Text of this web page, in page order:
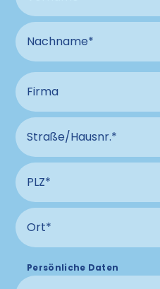
Nachname
Firma
Straße und
PLZ Anschluss
Ort Anschluss
Persönliche Daten